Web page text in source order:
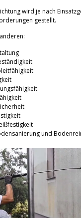
wird je nach
gestellt.
und